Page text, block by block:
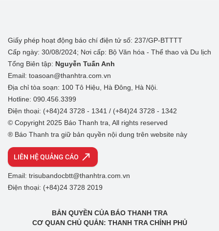
Giấy phép hoạt động báo chí điện tử số: 237/GP-BTTTT
Cấp ngày: 30/08/2024; Nơi cấp: Bộ Văn hóa - Thể thao và Du lịch
Tổng Biên tập: Nguyễn Tuấn Anh
Email: toasoan@thanhtra.com.vn
Địa chỉ tòa soạn: 100 Tô Hiệu, Hà Đông, Hà Nội.
Hotline: 090.456.3399
Điện thoại: (+84)24 3728 - 1341 / (+84)24 3728 - 1342
© Copyright 2025 Báo Thanh tra, All rights reserved
® Báo Thanh tra giữ bản quyền nội dung trên website này
LIÊN HỆ QUẢNG CÁO
Email: trisubandocbtt@thanhtra.com.vn
Điện thoại: (+84)24 3728 2019
BẢN QUYỀN CỦA BÁO THANH TRA
CƠ QUAN CHỦ QUẢN: THANH TRA CHÍNH PHỦ